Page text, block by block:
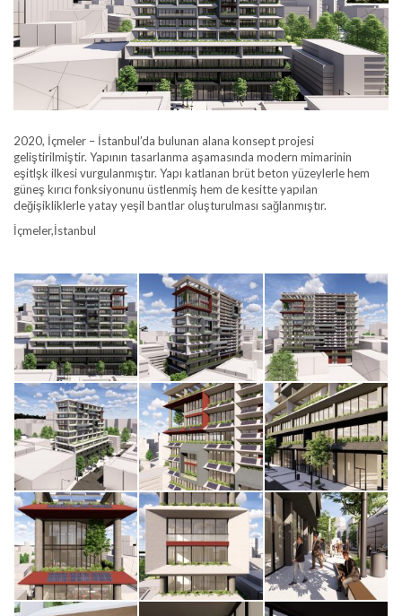
2020, İçmeler – İstanbul’da bulunan alana konsept projesi
geliştirilmiştir. Yapının tasarlanma aşamasında modern mimarinin
eşitlşk ilkesi vurgulanmıştır. Yapı katlanan brüt beton yüzeylerle hem
güneş kırıcı fonksiyonunu üstlenmiş hem de kesitte yapılan
değişikliklerle yatay yeşil bantlar oluşturulması sağlanmıştır.
İçmeler,İstanbul